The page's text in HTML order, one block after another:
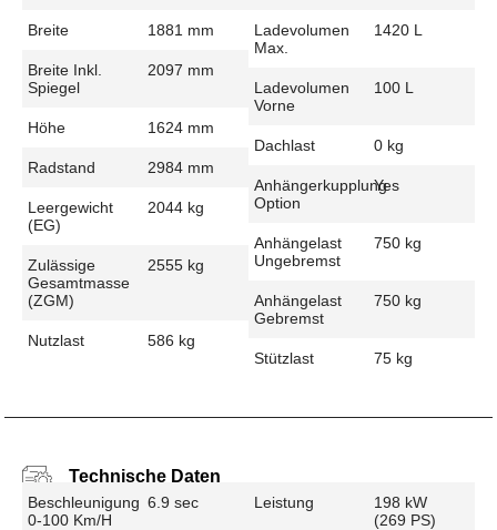
Breite 1881 mm
Breite Inkl.
Spiegel
2097 mm
Höhe 1624 mm
Radstand 2984 mm
Leergewicht
(EG)
2044 kg
Zulässige
Gesamtmasse
(zGM)
2555 kg
Nutzlast 586 kg
Ladevolumen
Max.
1420 L
Ladevolumen
Vorne
100 L
Dachlast 0 kg
Anhängerkupplung
Option
Yes
Anhängelast
Ungebremst
750 kg
Anhängelast
Gebremst
750 kg
Stützlast 75 kg
Technische Daten
Beschleunigung
0-100 Km/h
6.9 sec Leistung
198 kW
(269 PS)